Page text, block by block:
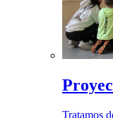
Tratamos